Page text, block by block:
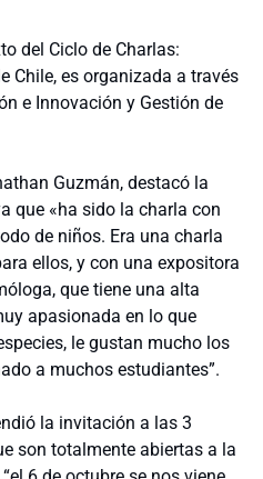
del Ciclo de Charlas:
Chile, es organizada a través
e Innovación y Gestión de
Guzmán, destacó la
que «ha sido la charla con
de niños. Era una charla
ellos, y con una expositora
que tiene una alta
apasionada en lo que
le gustan mucho los
a muchos estudiantes”.
la invitación a las 3
son totalmente abiertas a la